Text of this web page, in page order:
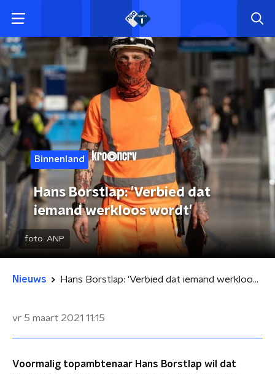
Binnenland
Hans Borstlap: 'Verbied dat
iemand werkloos wordt'
foto: ANP
Nieuws Hans Borstlap: 'Verbied dat iemand werkloos wordt'
vr 5 maart 2021 11:15
Voormalig topambtenaar Hans Borstlap wil dat